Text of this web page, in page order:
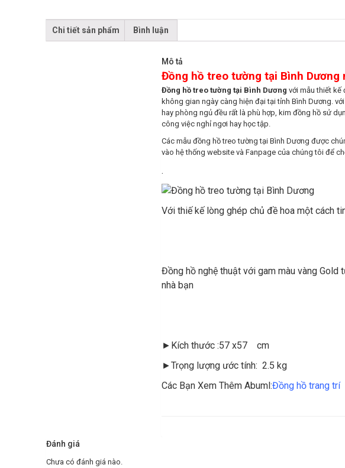
Chi tiết sản phẩm Bình luận
Mô tả
Đồng hồ treo tường tại Bình Dương
Đồng hồ treo tường tại Bình Dương với mẫu thiết kế
không gian ngày càng hiện đại tại tỉnh Bình Dương.
hay phòng ngủ đều rất là phù hợp, kim đồng hồ sử
công việc nghỉ ngơi hay học tập.
Các mẫu đồng hồ treo tường tại Bình Dương được
vào hệ thống website và Fanpage của chúng tôi để
.
Với thiế kế lòng ghép chủ đề hoa một cách
Đồng hồ nghệ thuật với gam màu vàng
nhà bạn
►Kích thước :57 x57 cm
►Trọng lượng ước tính: 2.5 kg
Các Bạn Xem Thêm Abuml:Đồng hồ trang trí
Đánh giá
Chưa có đánh giá nào.